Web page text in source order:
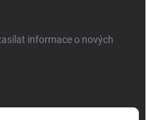
informace o nových